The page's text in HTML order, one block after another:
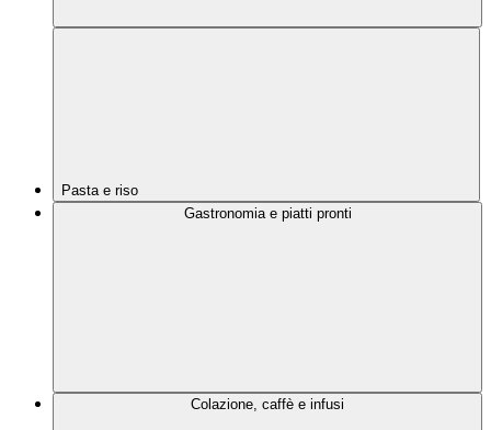
Pasta e riso
Gastronomia e piatti pronti
Colazione, caffè e infusi